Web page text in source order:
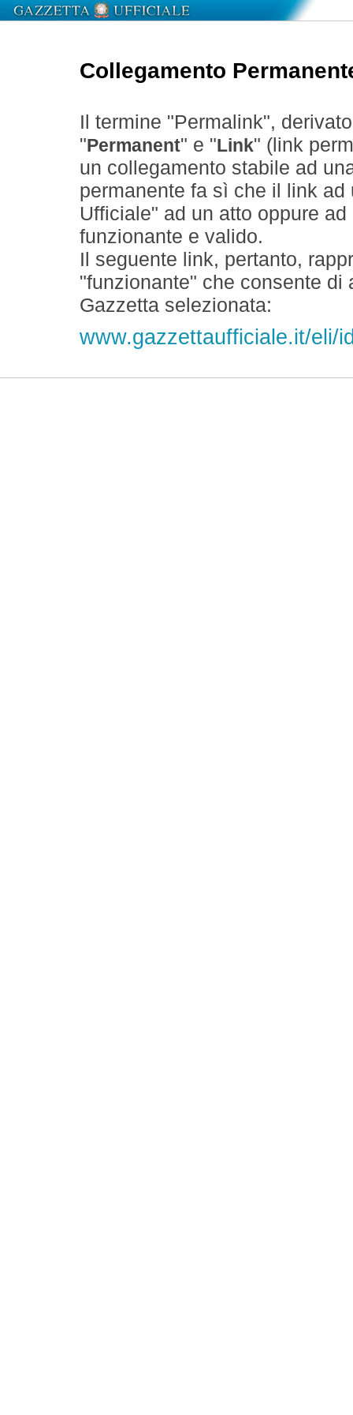
Collegamento
Il termine "Permalink",
" Permanent" e " Link" (link
un collegamento stabile ad
permanente fa sì che il link
Ufficiale" ad un atto oppure
funzionante e valido.
Il seguente link, pertanto,
"funzionante" che consente
Gazzetta selezionata:
www.gazzettaufficiale.it/eli/